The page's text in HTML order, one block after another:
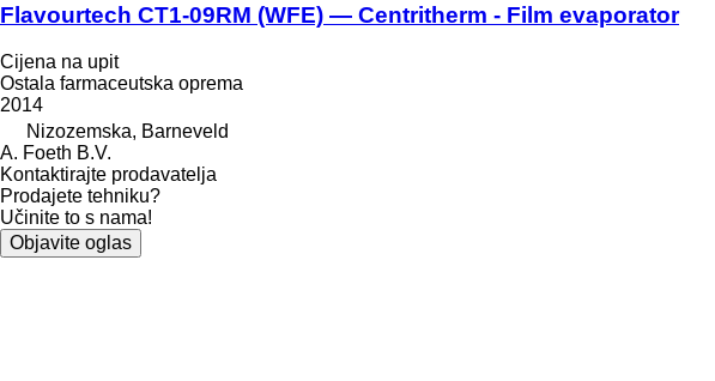
Flavourtech CT1-09RM (WFE) — Centritherm - Film evaporator
Cijena na upit
Ostala farmaceutska oprema
2014
Nizozemska, Barneveld
A. Foeth B.V.
Kontaktirajte prodavatelja
Prodajete tehniku?
Učinite to s nama!
Objavite oglas